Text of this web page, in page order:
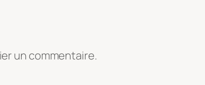
un commentaire.